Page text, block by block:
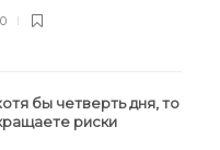
0
бы четверть дня, то
риски